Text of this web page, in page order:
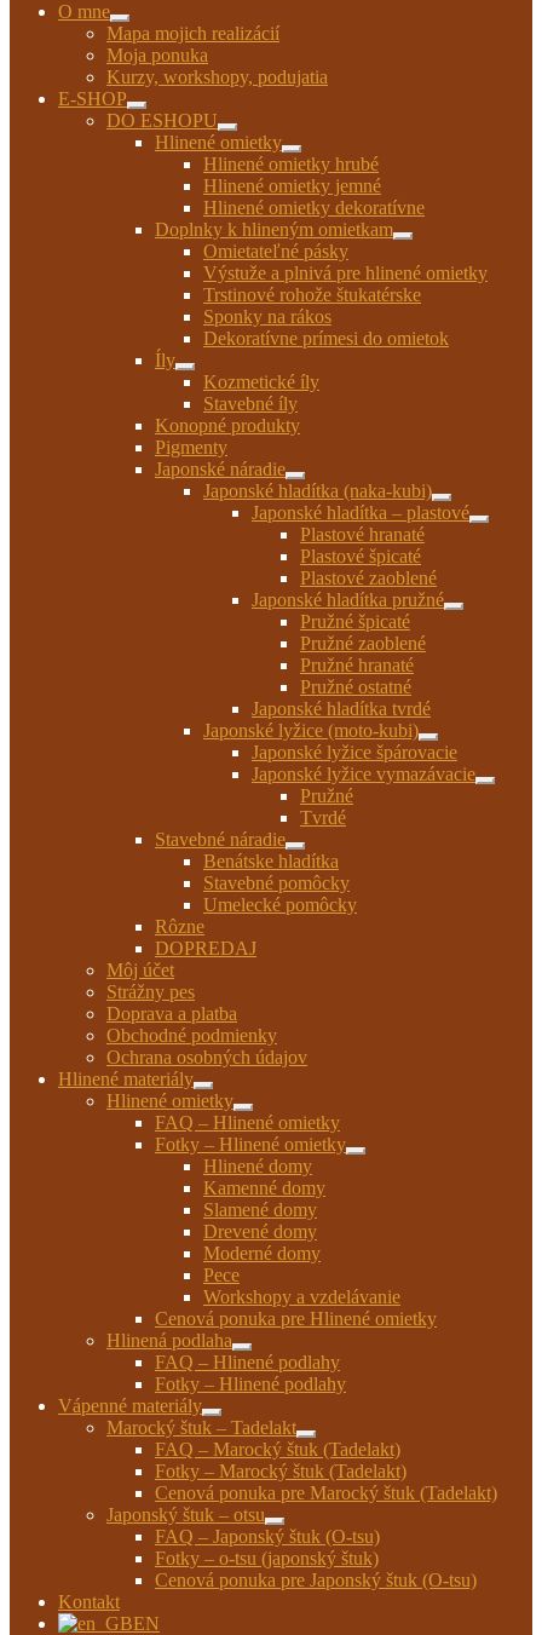
O mne
Rozbaliť
podradené
menu
Mapa mojich realizácií
Moja ponuka
Kurzy, workshopy, podujatia
E-SHOP
Rozbaliť
podradené
menu
DO ESHOPU
Rozbaliť
podradené
menu
Hlinené omietky
Rozbaliť
podradené
menu
Hlinené omietky hrubé
Hlinené omietky jemné
Hlinené omietky dekoratívne
Doplnky k hlineným omietkam
Rozbaliť
podradené
menu
Omietateľné pásky
Výstuže a plnivá pre hlinené omietky
Trstinové rohože štukatérske
Sponky na rákos
Dekoratívne prímesi do omietok
Íly
Rozbaliť
podradené
menu
Kozmetické íly
Stavebné íly
Konopné produkty
Pigmenty
Japonské náradie
Rozbaliť
podradené
menu
Japonské hladítka (naka-kubi)
Rozbaliť
podradené
Japonské hladítka – plastové
Rozbaliť
Plastové hranaté
Plastové špicaté
Plastové zaoblené
Japonské hladítka pružné
Rozbaliť
Pružné špicaté
Pružné zaoblené
Pružné hranaté
Pružné ostatné
Japonské hladítka tvrdé
Japonské lyžice (moto-kubi)
Rozbaliť
podradené
menu
Japonské lyžice špárovacie
Japonské lyžice vymazávacie
Rozbaliť
Pružné
Tvrdé
Stavebné náradie
Rozbaliť
podradené
menu
Benátske hladítka
Stavebné pomôcky
Umelecké pomôcky
Rôzne
DOPREDAJ
Môj účet
Strážny pes
Doprava a platba
Obchodné podmienky
Ochrana osobných údajov
Hlinené materiály
Rozbaliť
podradené
menu
Hlinené omietky
Rozbaliť
podradené
menu
FAQ – Hlinené omietky
Fotky – Hlinené omietky
Rozbaliť
Hlinené domy
Kamenné domy
Slamené domy
Drevené domy
Moderné domy
Pece
Workshopy a vzdelávanie
Cenová ponuka pre Hlinené omietky
Hlinená podlaha
Rozbaliť
podradené
menu
FAQ – Hlinené podlahy
Fotky – Hlinené podlahy
Vápenné materiály
Rozbaliť
podradené
menu
Marocký štuk – Tadelakt
Rozbaliť
podradené
menu
FAQ – Marocký štuk (Tadelakt)
Fotky – Marocký štuk (Tadelakt)
Cenová ponuka pre Marocký štuk (Tadelakt)
Japonský štuk – otsu
Rozbaliť
podradené
menu
FAQ – Japonský štuk (O-tsu)
Fotky – o-tsu (japonský štuk)
Cenová ponuka pre Japonský štuk (O-tsu)
Kontakt
EN